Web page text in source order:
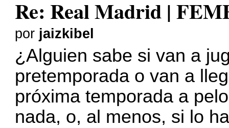
Re: Real Madrid |
por jaizkibel
¿Alguien sabe si van a
pretemporada o van a
próxima temporada a
nada, o, al menos, si lo